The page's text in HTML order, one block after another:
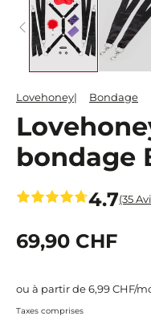
Lovehoney Bondage
bondage
4.7(35
69,90 CHF
ou à partir de 6,99 CHF/
Taxes comprises